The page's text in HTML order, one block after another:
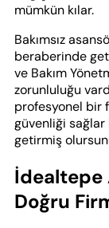
mümkün kılar.
Bakımsız
beraberinde
ve Bakım
zorunluluğu
profesyonel bir
güvenliği
getirmiş
İdealtepe
Doğru